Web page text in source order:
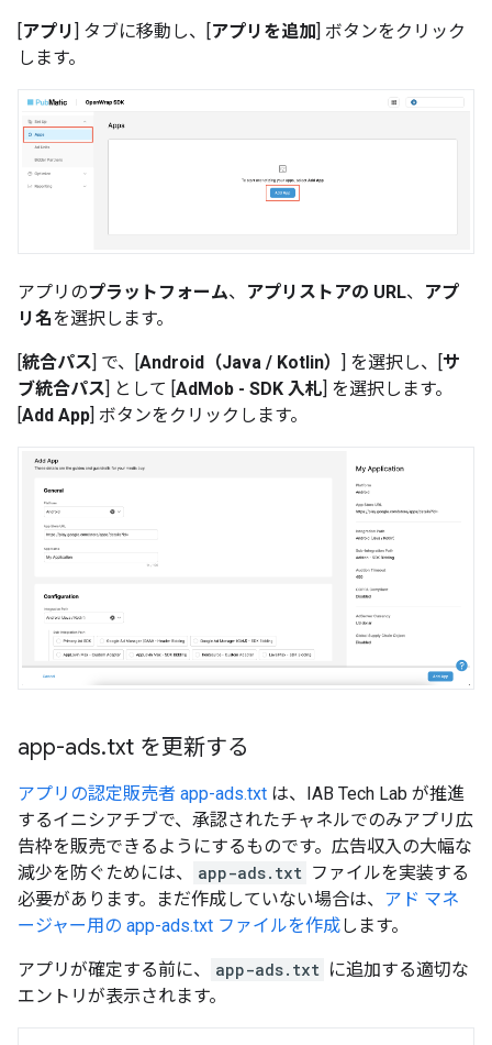
[アプリ] タブに移動し、[アプリを追加] ボタンをクリック
します。
アプリのプラットフォーム、 アプリストアの URL、
アプ
リ名を選択します。
[統合パス] で、[Android（Java / Kotlin） ] を選択し、[サ
ブ統合パス] として [AdMob - SDK 入札] を選択します。
[Add App] ボタンをクリックします。
app-ads.txt を更新する
アプリの認定販売者 app-ads.txt は、IAB Tech Lab が推進
するイニシアチブで、承認されたチャネルでのみアプリ広
告枠を販売できるようにするものです。広告収入の大幅な
減少を防ぐためには、
app-ads.txt ファイルを実装する
必要があります。まだ作成していない場合は、 アド マネ
ージャー用の app-ads.txt ファイルを作成します。
アプリが確定する前に、 app-ads.txt に追加する適切な
エントリが表示されます。